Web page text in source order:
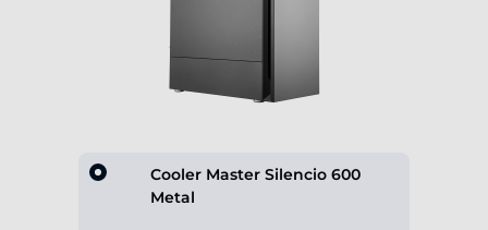
Cooler Master Silencio 600
Metal